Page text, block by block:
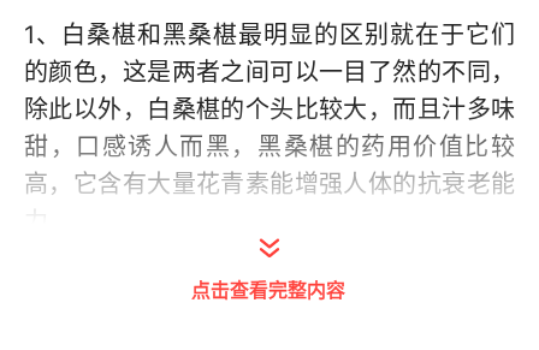
1、白桑椹和黑桑椹最明显的区别就在于它们
的颜色，这是两者之间可以一目了然的不同，
除此以外，白桑椹的个头比较大，而且汁多味
甜，口感诱人而黑，黑桑椹的药用价值比较
高，它含有大量花青素能增强人体的抗衰老能
点击查看完整内容